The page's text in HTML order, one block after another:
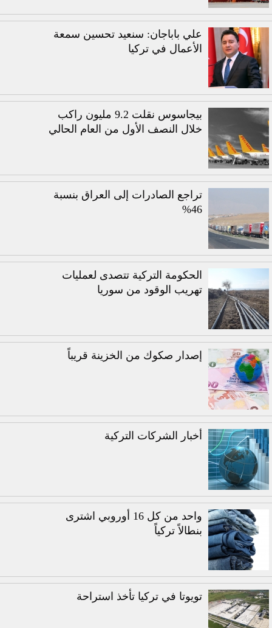
علي باباجان: سنعيد تحسين سمعة
الأعمال في تركيا
بيجاسوس نقلت 9.2 مليون راكب
خلال النصف الأول من العام الحالي
تراجع الصادرات إلى العراق بنسبة
46%
الحكومة التركية تتصدى لعمليات
تهريب الوقود من سوريا
إصدار صكوك من الخزينة قريباً
أخبار الشركات التركية
واحد من كل 16 أوروبي اشترى
بنطالاً تركياً
تويوتا في تركيا تأخذ استراحة